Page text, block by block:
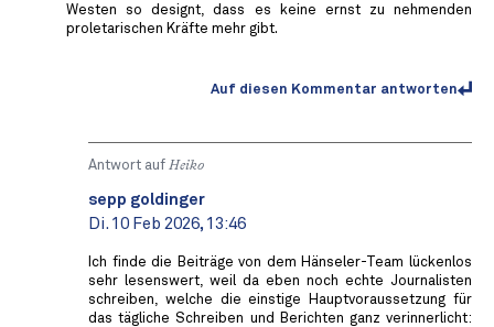
Westen so designt, dass es keine ernst zu nehmenden
proletarischen Kräfte mehr gibt.
Auf diesen Kommentar antworten
Antwort auf Heiko
sepp goldinger
Di. 10 Feb 2026, 13:46
Ich finde die Beiträge von dem Hänseler-Team lückenlos
sehr lesenswert, weil da eben noch echte Journalisten
schreiben, welche die einstige Hauptvoraussetzung für
das tägliche Schreiben und Berichten ganz verinnerlicht: